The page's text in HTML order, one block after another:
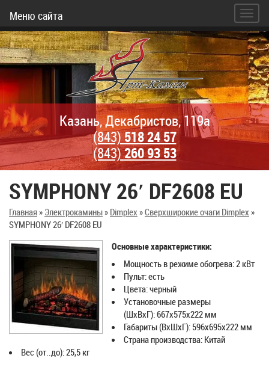
Меню сайта
Казань, Декабристов, 119а
(843)518 24 57
(843)260 93 53
SYMPHONY 26′ DF2608 EU
Главная» Электрокамины» Dimplex »Сверхширокие очаги Dimplex »
SYMPHONY 26′ DF2608 EU
Основные характеристики:
Мощность в режиме обогрева: 2 кВт
Пульт: есть
Цвета: черный
Установочные размеры
(ШxВxГ): 667х575х222 мм
Габариты (ВхШхГ): 596х695х222 мм
Страна производства: Китай
Вес (от..до): 25,5 кг